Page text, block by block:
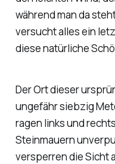
während man da
versucht alles ein
diese natürliche
Der Ort dieser
ungefähr siebzig
ragen links und
Steinmauern
versperren die Sicht